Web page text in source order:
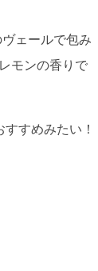
ェールで包み
モンの香りで
すめみたい！